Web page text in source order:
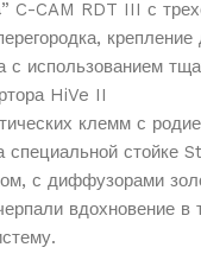
CAM RDT III с
с использованием
HiVe II
клемм с
специальной стойке
с диффузорами
вдохновение